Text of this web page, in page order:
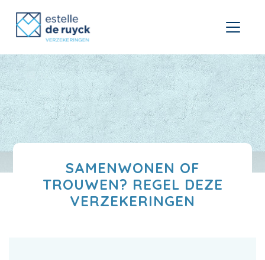
SAMENWONEN OF
TROUWEN? REGEL DEZE
VERZEKERINGEN